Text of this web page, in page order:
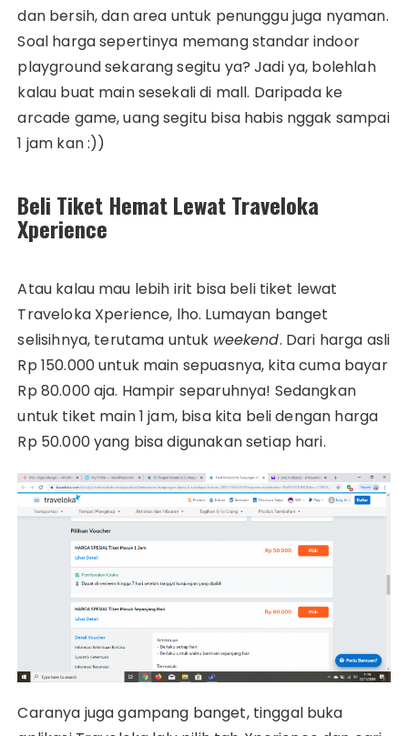
dan bersih, dan area untuk penunggu juga nyaman.
Soal harga sepertinya memang standar indoor
playground sekarang segitu ya? Jadi ya, bolehlah
kalau buat main sesekali di mall. Daripada ke
arcade game, uang segitu bisa habis nggak sampai
1 jam kan :))
Beli Tiket Hemat Lewat Traveloka
Xperience
Atau kalau mau lebih irit bisa beli tiket lewat
Traveloka Xperience, lho. Lumayan banget
selisihnya, terutama untuk weekend. Dari harga asli
Rp 150.000 untuk main sepuasnya, kita cuma bayar
Rp 80.000 aja. Hampir separuhnya! Sedangkan
untuk tiket main 1 jam, bisa kita beli dengan harga
Rp 50.000 yang bisa digunakan setiap hari.
Caranya juga gampang banget, tinggal buka